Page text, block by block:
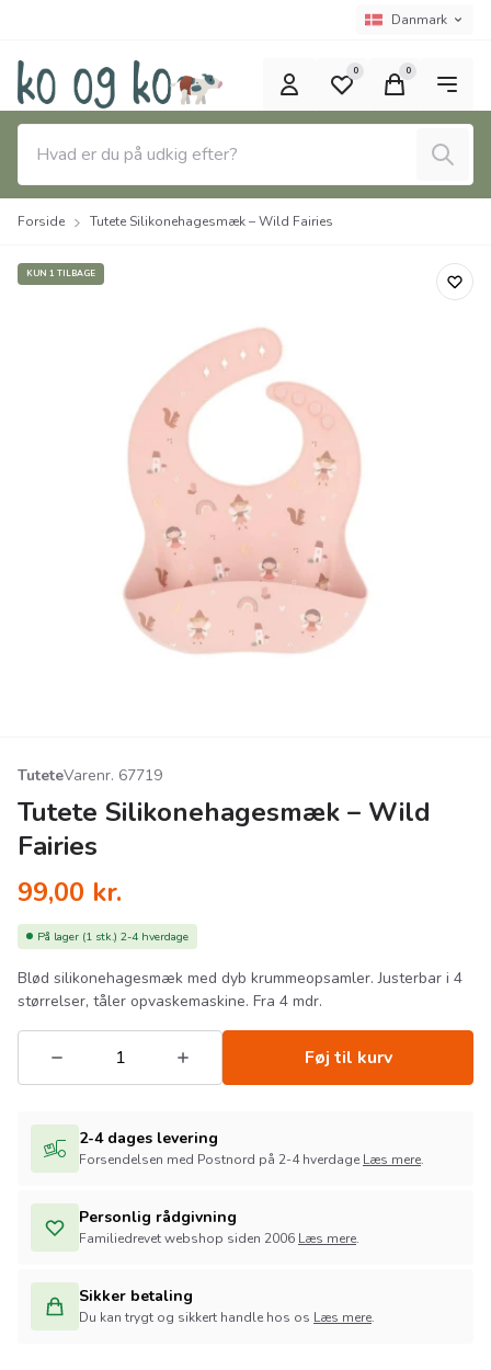
Sprogvælger
Nuværende
Danmark
Søg
0 0
Forside Tutete Silikonehagesmæk – Wild Fairies
KUN 1 TILBAGE
TuteteVarenr. 67719
Tutete Silikonehagesmæk – Wild
Fairies
99,00 kr.
På lager (1 stk.) 2-4 hverdage
Blød silikonehagesmæk med dyb krummeopsamler. Justerbar i 4
størrelser, tåler opvaskemaskine. Fra 4 mdr.
Føj til kurv
2-4 dages levering
Forsendelsen med Postnord på 2-4 hverdage Læs mere.
Personlig rådgivning
Familiedrevet webshop siden 2006 Læs mere.
Sikker betaling
Du kan trygt og sikkert handle hos os Læs mere.